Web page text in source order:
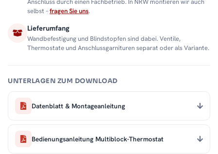
Anschluss durch einen Fachbetrieb. In NRW montieren wir auch
selbst –fragen Sie uns.
Lieferumfang
Wandbefestigung und Blindstopfen sind dabei. Ventile,
Thermostate und Anschlussgarnituren separat oder als Variante.
UNTERLAGEN ZUM DOWNLOAD
Datenblatt & Montageanleitung
Bedienungsanleitung Multiblock-Thermostat